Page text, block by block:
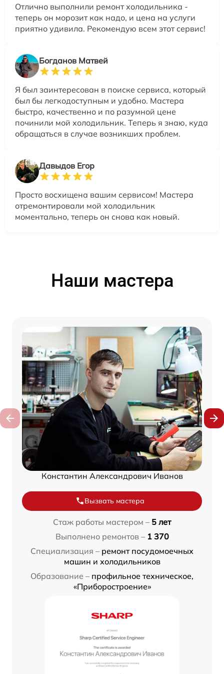
Отлично выполнили ремонт холодильника -
теперь он морозит как надо, и цена на услуги
приятно удивила. Рекомендую всем этот сервис!
Богданов Матвей
Я был заинтересован в поиске сервиса, который
был бы легкодоступным и удобно. Мастера
быстро, качественно и по разумной цене
починили мой холодильник. Теперь я знаю, куда
обращаться в случае возникших проблем.
Давыдов Егор
Просто восхищена вашим сервисом! Мастера
отремонтировали мой холодильник
моментально, теперь он снова как новый.
Наши мастера
Константин Александрович Иванов
Вызвать мастера
Стаж работы мастером – 5 лет
Выполнено ремонтов – 1 370
Специализация – ремонт посудомоечных
машин и холодильников
Образование – профильное техническое,
«Приборостроение»